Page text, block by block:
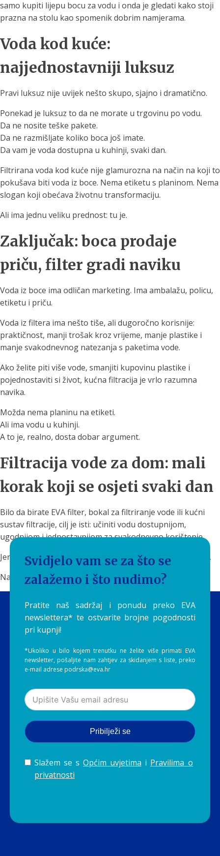
samo kupiti lijepu bocu za vodu i onda je gledati kako stoji
prazna na stolu kao spomenik dobrim namjerama.
Voda kod kuće:
najjednostavniji luksuz
Pravi luksuz nije uvijek nešto skupo, sjajno i dramatično.
Ponekad je luksuz to da ne morate u trgovinu po vodu.
Da ne nosite teške pakete.
Da ne razmišljate koliko boca još imate.
Da vam je voda dostupna u kuhinji, svaki dan.
Filtrirana voda kod kuće nije glamurozna na način na koji to
pokušava biti voda iz boce. Nema etiketu s planinom. Nema
slogan koji obećava životnu transformaciju.
Ali ima jednu veliku prednost: tu je.
Zaključak: boca prodaje
priču, filter gradi naviku
Voda iz boce ima odličan marketing. Ima ambalažu, policu,
etiketu i priču.
Voda iz filtera ima nešto tiše, ali dugoročno korisnije:
praktičnost, manji trošak kroz vrijeme, manje plastike i
manje svakodnevnog natezanja s paketima vode.
Ako želite piti više vode, smanjiti kupovinu plastike i
pojednostaviti si život, kućna filtracija je vrlo razumna
navika.
Možda nema planinu na etiketi.
Ali ima vodu u kuhinji.
A to je, realno, dosta dobar argument.
Filtracija vode za dom: mali
korak koji se osjeti svaki dan
Bilo da birate EVA filter, bokal za filtriranje vode ili kućni
sustav filtracije, cilj je isti: učiniti vodu dostupnijom,
ugodnijom i jednostavnijom za svakodnevno korištenje.
Jer na kraju, najbolja voda nije ona koju zaboravite kupiti.
Najbolja voda je ona koju stvarno pijete.
Svidjelo vam se za što se
zalažemo i što nudimo?
Pratite naš sadržaj i ponudu preko EVA
newslettera* te ostvarite brojne pogodnosti
pri kupnji!
*Ukoliko u bilo kojem trenutku ne želite više primati EVA
newsletter, pošaljite nam zahtjev za skidanjem s liste, preko
e-mail adrese podrska@eva.hr
Pribilježi se
Slažem se s Općim uvjetima i Pravilima o
privatnosti